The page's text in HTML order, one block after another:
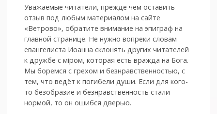
Уважаемые читатели, прежде чем оставить
отзыв под любым материалом на сайте
«Ветрово», обратите внимание на эпиграф на
главной странице. Не нужно вопреки словам
евангелиста Иоанна склонять других читателей
к дружбе с мiром, которая есть вражда на Бога.
Мы боремся с грехом и без­нрав­ствен­ностью, с
тем, что ведёт к погибели души. Если для кого-
то безобразие и безнравственность стали
нормой, то он ошибся дверью.